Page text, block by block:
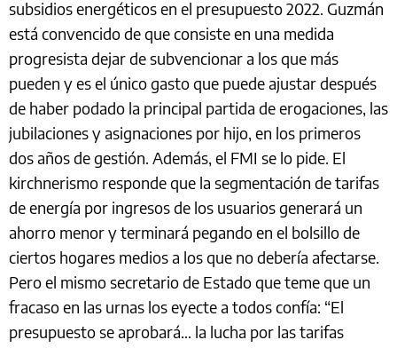
subsidios energéticos en el presupuesto 2022. Guzmán
está convencido de que consiste en una medida
progresista dejar de subvencionar a los que más
pueden y es el único gasto que puede ajustar después
de haber podado la principal partida de erogaciones, las
jubilaciones y asignaciones por hijo, en los primeros
dos años de gestión. Además, el FMI se lo pide. El
kirchnerismo responde que la segmentación de tarifas
de energía por ingresos de los usuarios generará un
ahorro menor y terminará pegando en el bolsillo de
ciertos hogares medios a los que no debería afectarse.
Pero el mismo secretario de Estado que teme que un
fracaso en las urnas los eyecte a todos confía: “El
presupuesto se aprobará… la lucha por las tarifas